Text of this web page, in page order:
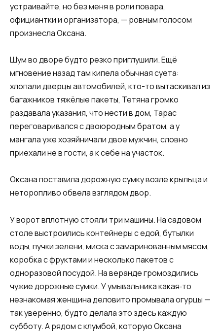
устраивайте, но без меня в роли повара,
официантки и организатора, — ровным голосом
произнесла Оксана.
Шум во дворе будто резко приглушили. Ещё
мгновение назад там кипела обычная суета:
хлопали дверцы автомобилей, кто-то вытаскивал из
багажников тяжёлые пакеты, Тетяна громко
раздавала указания, что нести в дом, Тарас
переговаривался с двоюродным братом, а у
мангала уже хозяйничали двое мужчин, словно
приехали не в гости, а к себе на участок.
Оксана поставила дорожную сумку возле крыльца и
неторопливо обвела взглядом двор.
У ворот вплотную стояли три машины. На садовом
столе выстроились контейнеры с едой, бутылки
воды, пучки зелени, миска с замаринованным мясом,
коробка с фруктами и несколько пакетов с
одноразовой посудой. На веранде громоздились
чужие дорожные сумки. У умывальника какая‑то
незнакомая женщина деловито промывала огурцы —
так уверенно, будто делала это здесь каждую
субботу. А рядом с клумбой, которую Оксана